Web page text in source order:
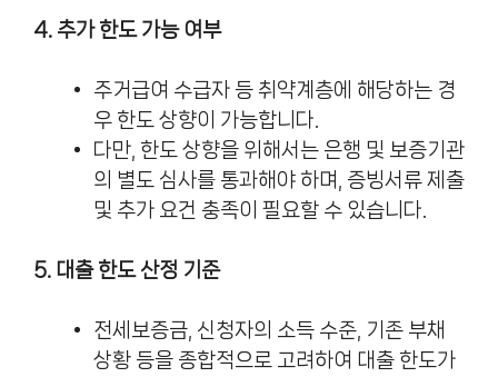
4. 추가 한도 가능 여부
주거급여 수급자 등 취약계층에 해당하는 경
우 한도 상향이 가능합니다.
다만, 한도 상향을 위해서는 은행 및 보증기관
의 별도 심사를 통과해야 하며, 증빙서류 제출
및 추가 요건 충족이 필요할 수 있습니다.
5. 대출 한도 산정 기준
전세보증금, 신청자의 소득 수준, 기존 부채
상황 등을 종합적으로 고려하여 대출 한도가